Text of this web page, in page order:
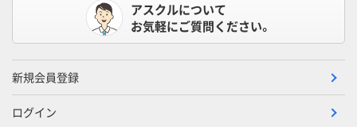
アスクルについて
お気軽にご質問ください。
新規会員登録
ログイン